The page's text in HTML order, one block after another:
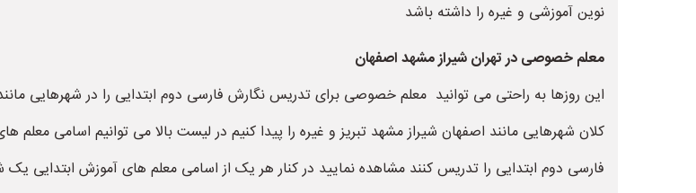
نوین آموزشی و غیره را داشته باشد
معلم خصوصی در تهران شیراز مشهد اصفهان
این روزها به راحتی می توانید معلم خصوصی برای تدریس نگارش فارسی دوم ابتدایی را در شهرهایی
کلان شهرهایی مانند اصفهان شیراز مشهد تبریز و غیره را پیدا کنیم در لیست بالا می توانیم اسامی
فارسی دوم ابتدایی را تدریس کنند مشاهده نمایید در کنار هر یک از اسامی معلم های آموزش ابتدایی یک